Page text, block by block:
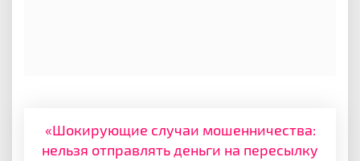
«Шокирующие случаи мошенничества:
нельзя отправлять деньги на пересылку